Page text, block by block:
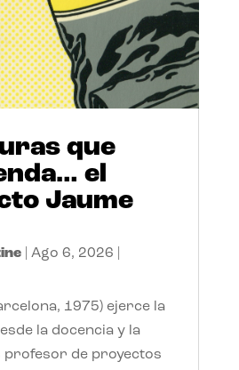
que
el
Jaume
| Ago 6, 2026
1975) ejerce la
la docencia y la
profesor de proyectos